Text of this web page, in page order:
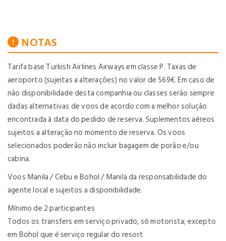
NOTAS
Tarifa base Turkish Airlines Airways em classe P. Taxas de
aeroporto (sujeitas a alterações) no valor de 569€. Em caso de
não disponibilidade desta companhia ou classes serão sempre
dadas alternativas de voos de acordo com a melhor solução
encontrada à data do pedido de reserva. Suplementos aéreos
sujeitos a alteração no momento de reserva. Os voos
selecionados poderão não incluir bagagem de porão e/ou
cabina.
Voos Manila / Cebu e Bohol / Manila da responsabilidade do
agente local e sujeitos a disponibilidade.
Mínimo de 2 participantes
Todos os transfers em serviço privado, só motorista; excepto
em Bohol que é serviço regular do resort